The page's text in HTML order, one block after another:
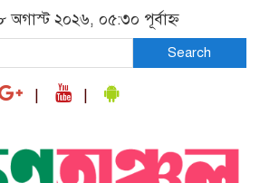
অগাস্ট ২০২৬, ০৫:৩০ পূর্বাহ্ন
Search